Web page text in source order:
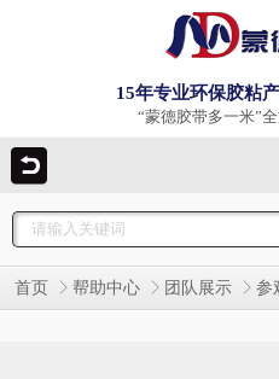
15年专业环保胶粘
“蒙德胶带多一米”
首页 帮助中心 团队展示 参